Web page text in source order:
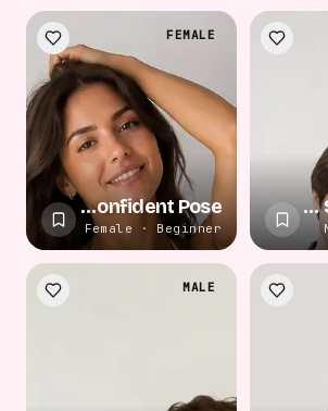
Casual Seated Cross
FEMALE
Casual Confident Pose
Female · Beginner
MALE